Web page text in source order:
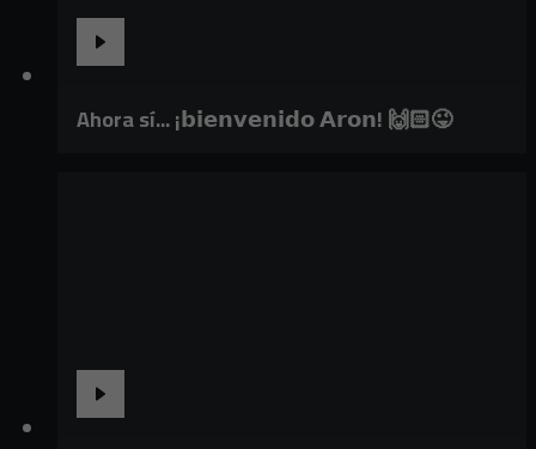
Ahora sí... ¡𝗯𝗶𝗲𝗻𝘃𝗲𝗻𝗶𝗱𝗼 𝗔𝗿𝗼𝗻! 🙌🏻😜